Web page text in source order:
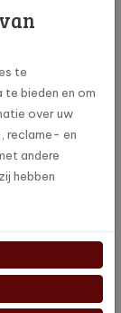
de laatste
te
bieden en om
over uw
reclame- en
andere
hebben